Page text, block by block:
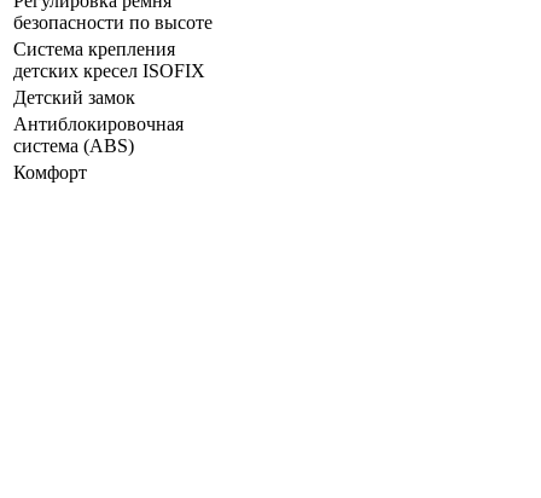
безопасности по высоте
Система крепления
детских кресел ISOFIX
Детский замок
Антиблокировочная
система (ABS)
Комфорт